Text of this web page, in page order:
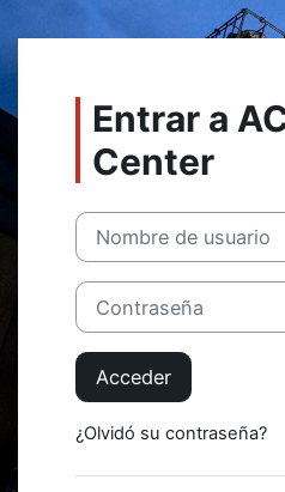
Entrar a
Center
Nombre de usuario
Contraseña
Acceder
¿Olvidó su contraseña?